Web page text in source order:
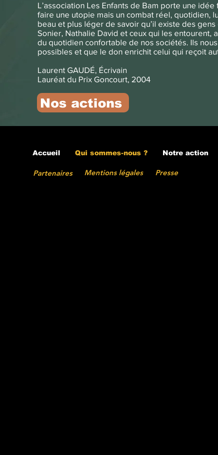
L’association Les Enfants de Bam porte une
faire une utopie mais un combat réel, quotidien,
beau et plus léger de savoir qu’il existe des
Sonier, Nathalie David et ceux qui les entourent,
du quotidien confortable de nos sociétés. Ils
possibles et que le don enrichit celui qui reçoit
Laurent GAUDÉ, Écrivain
Lauréat du Prix Goncourt, 2004
Nos actions
Accueil Qui sommes-nous ? Notre action
Partenaires Mentions légales Presse